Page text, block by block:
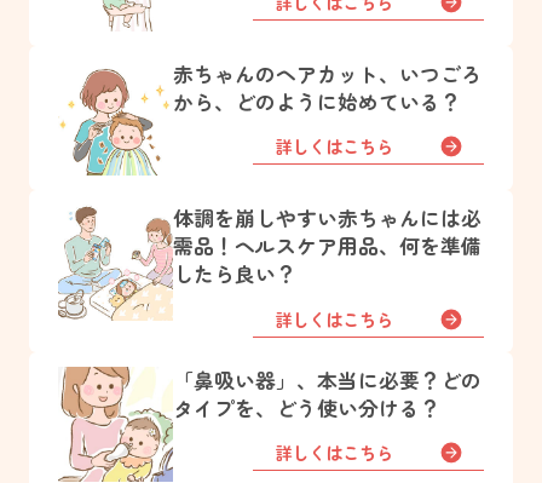
赤ちゃんのヘアカット、いつごろ
から、どのように始めている？
詳しくはこちら
体調を崩しやすい赤ちゃんには必
需品！ヘルスケア用品、何を準備
したら良い？
詳しくはこちら
「鼻吸い器」、本当に必要？どの
タイプを、どう使い分ける？
詳しくはこちら